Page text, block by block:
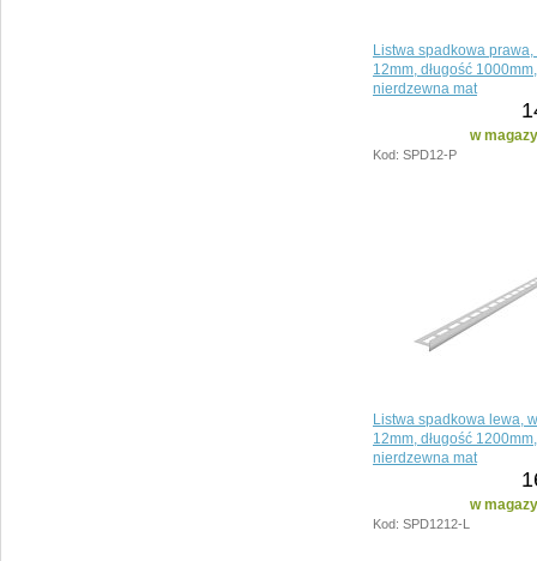
Listwa spadkowa prawa,
12mm, długość
nierdzewna mat
w
Kod: SPD12-P
Listwa spadkowa lewa,
12mm, długość
nierdzewna mat
w
Kod: SPD1212-L